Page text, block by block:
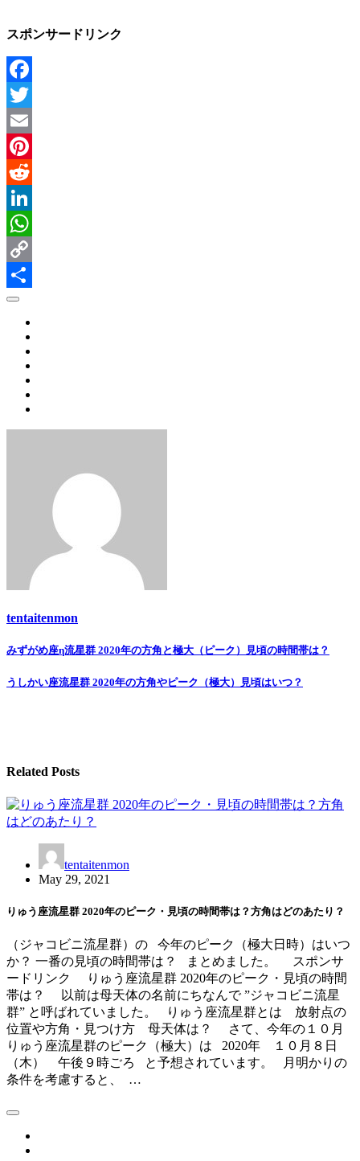
スポンサードリンク
Facebook
Twitter
Email
Pinterest
Reddit
LinkedIn
WhatsApp
Copy
Link
Share
tentaitenmon
Post
navigation
みずがめ座η流星群 2020年の方角と極大（ピーク）見頃の時間帯は？
うしかい座流星群 2020年の方角やピーク（極大）見頃はいつ？
Related Posts
tentaitenmon
May 29, 2021
りゅう座流星群 2020年のピーク・見頃の時間帯は？方角はどのあたり？
（ジャコビニ流星群）の 今年のピーク（極大日時）はいつ
か？ 一番の見頃の時間帯は？ まとめました。 スポンサ
ードリンク りゅう座流星群 2020年のピーク・見頃の時間
帯は？ 以前は母天体の名前にちなんで ”ジャコビニ流星
群” と呼ばれていました。 りゅう座流星群とは 放射点の
位置や方角・見つけ方 母天体は？ さて、今年の１０月
りゅう座流星群のピーク（極大）は 2020年 １０月８日
（木） 午後９時ごろ と予想されています。 月明かりの
条件を考慮すると、 …